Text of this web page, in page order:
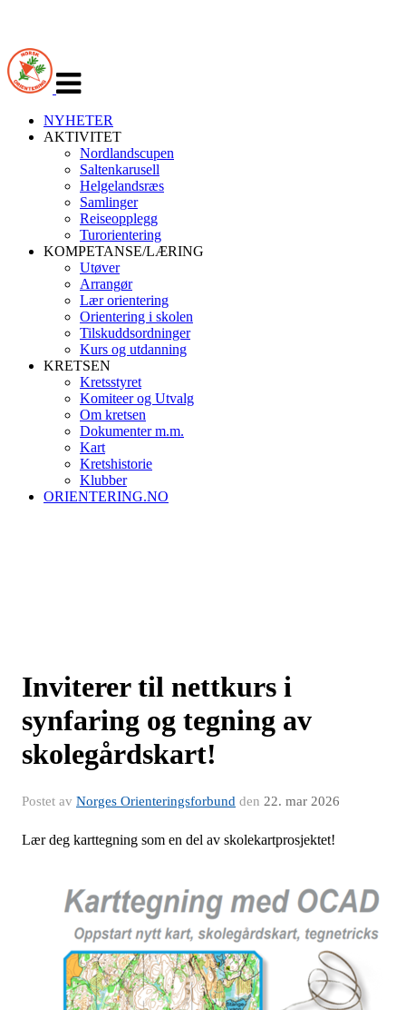
navigasjon
NYHETER
AKTIVITET
Nordlandscupen
Saltenkarusell
Helgelandsræs
Samlinger
Reiseopplegg
Turorientering
KOMPETANSE/LÆRING
Utøver
Arrangør
Lær orientering
Orientering i skolen
Tilskuddsordninger
Kurs og utdanning
KRETSEN
Kretsstyret
Komiteer og Utvalg
Om kretsen
Dokumenter m.m.
Kart
Kretshistorie
Klubber
ORIENTERING.NO
Inviterer til nettkurs i
synfaring og tegning av
skolegårdskart!
Postet av Norges Orienteringsforbund den 22. mar 2026
Lær deg karttegning som en del av skolekartprosjektet!